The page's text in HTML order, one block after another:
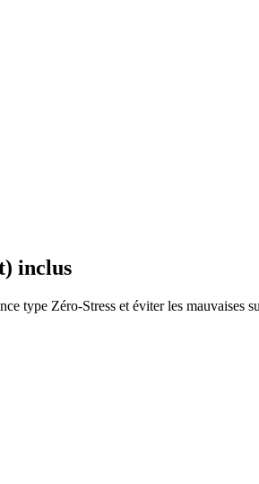
inclus
type Zéro-Stress et éviter les mauvaises